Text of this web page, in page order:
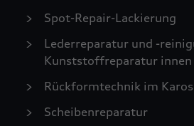
Spot-Repair-Lackierung
Lederreparatur und -
Kunststoffreparatur innen
Rückformtechnik im
Scheibenreparatur